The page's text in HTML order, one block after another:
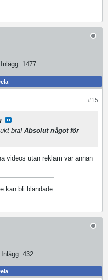
Inlägg: 1477
#15
bra! Absolut något för
videos utan reklam var annan
kan bli bländade.
Inlägg: 432